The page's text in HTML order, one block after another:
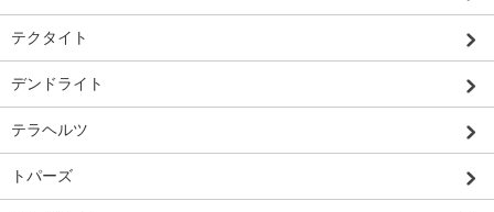
テクタイト
デンドライト
テラヘルツ
トパーズ